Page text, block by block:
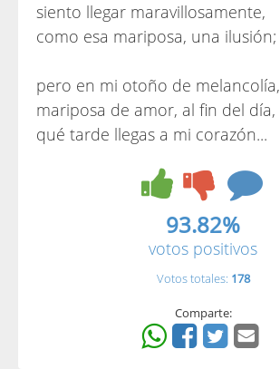
siento llegar maravillosamente,
como esa mariposa, una ilusión;
pero en mi otoño de melancolía,
mariposa de amor, al fin del día,
qué tarde llegas a mi corazón...
93.82%
votos positivos
Votos totales: 178
Comparte: